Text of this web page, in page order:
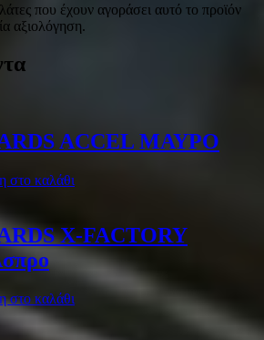
που έχουν αγοράσει αυτό το προϊόν
αξιολόγηση.
ACCEL ΜΑΥΡΟ
στο καλάθι
X-FACTORY
στο καλάθι